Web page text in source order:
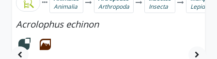
Animalia
Arthropoda
Insecta
Acrolophus echinon